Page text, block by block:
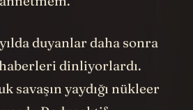
duyanlar daha sonra
dinliyorlardı.
savaşın yaydığı nükleer